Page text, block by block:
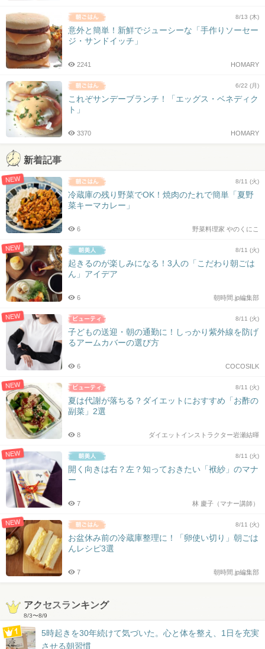
8/13 (木)
意外と簡単！新鮮でジューシーな「手作りソーセー
ジ・サンドイッチ」
HOMARY
2241
6/22 (月)
これぞサンデーブランチ！「エッグス・ベネディク
ト」
HOMARY
3370
新着記事
NEW 8/11 (火)
冷蔵庫の残り野菜でOK！焼肉のたれで簡単「夏野
菜キーマカレー」
野菜料理家 やのくにこ
6
NEW 8/11 (火)
起きるのが楽しみになる！3人の「こだわり朝ごは
ん」アイデア
朝時間.jp編集部
6
NEW 8/11 (火)
子どもの送迎・朝の通勤に！しっかり紫外線を防げ
るアームカバーの選び方
COCOSILK
6
NEW 8/11 (火)
夏は代謝が落ちる？ダイエットにおすすめ「お酢の
副菜」2選
ダイエットインストラクター岩瀬結暉
8
NEW 8/11 (火)
開く向きは右？左？知っておきたい「袱紗」のマナ
ー
林 慶子（マナー講師）
7
NEW 8/11 (火)
お盆休み前の冷蔵庫整理に！「卵使い切り」朝ごは
んレシピ3選
朝時間.jp編集部
7
アクセスランキング
8/3〜8/9
5時起きを30年続けて気づいた。心と体を整え、1日を充実
させる朝習慣